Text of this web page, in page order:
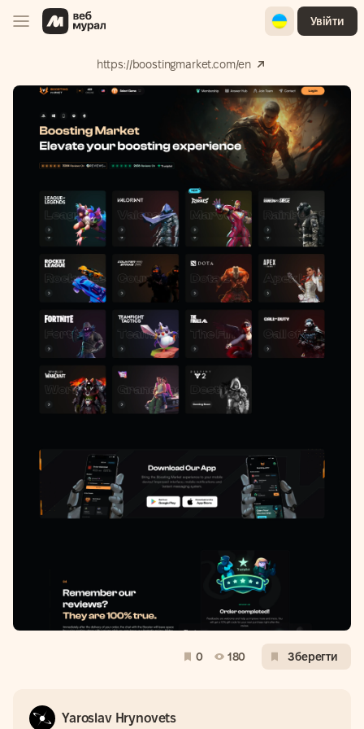
UkrainianУвійти
https://boostingmarket.com/en
0 180 Зберегти
Yaroslav Hrynovets